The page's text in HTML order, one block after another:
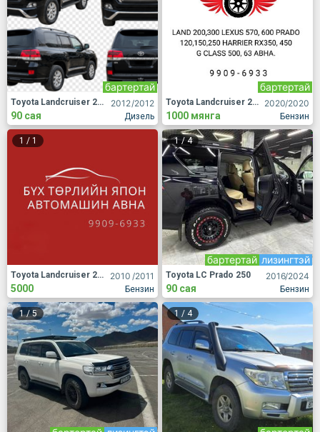
2012/2012
Дизель
бартертай
Toyota Landcruiser 200
90 сая
2020/2020
Бензин
бартертай
Toyota Landcruiser 200
1000 мянга
1 / 1
2010 /2011
Бензин
Toyota Landcruiser 200
5000
1/4
2016/2024
Бензин
лизингтэй
бартертай
Toyota LC Prado 250
90 сая
1/5 1 / 4